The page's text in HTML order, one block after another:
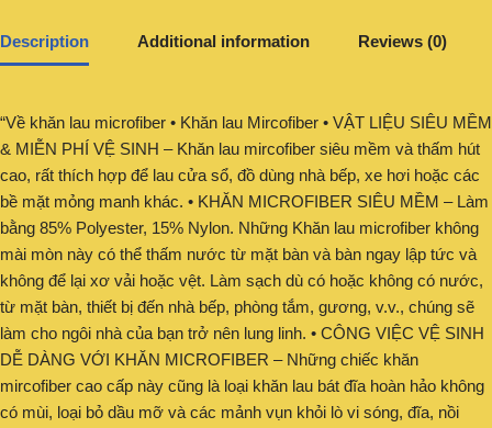
Description Additional information Reviews (0)
“Về khăn lau microfiber • Khăn lau Mircofiber • VẬT LIỆU SIÊU MỀM
& MIỄN PHÍ VỆ SINH – Khăn lau mircofiber siêu mềm và thấm hút
cao, rất thích hợp để lau cửa sổ, đồ dùng nhà bếp, xe hơi hoặc các
bề mặt mỏng manh khác. • KHĂN MICROFIBER SIÊU MỀM – Làm
bằng 85% Polyester, 15% Nylon. Những Khăn lau microfiber không
mài mòn này có thể thấm nước từ mặt bàn và bàn ngay lập tức và
không để lại xơ vải hoặc vệt. Làm sạch dù có hoặc không có nước,
từ mặt bàn, thiết bị đến nhà bếp, phòng tắm, gương, v.v., chúng sẽ
làm cho ngôi nhà của bạn trở nên lung linh. • CÔNG VIỆC VỆ SINH
DỄ DÀNG VỚI KHĂN MICROFIBER – Những chiếc khăn
mircofiber cao cấp này cũng là loại khăn lau bát đĩa hoàn hảo không
có mùi, loại bỏ dầu mỡ và các mảnh vụn khỏi lò vi sóng, đĩa, nồi